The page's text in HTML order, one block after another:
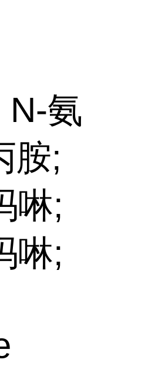
氨
胺;
啉;
啉;